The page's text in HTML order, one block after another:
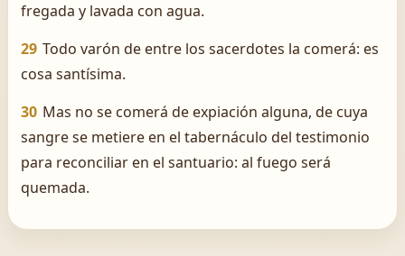
fregada y lavada con agua.
29 Todo varón de entre los sacerdotes la comerá: es
cosa santísima.
30 Mas no se comerá de expiación alguna, de cuya
sangre se metiere en el tabernáculo del testimonio
para reconciliar en el santuario: al fuego será
quemada.